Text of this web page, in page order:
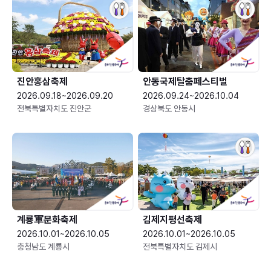
진안홍삼축제
2026.09.18~2026.09.20
전북특별자치도 진안군
안동국제탈춤페스티벌
2026.09.24~2026.10.04
경상북도 안동시
2026.10.01~2026.10.05
충청남도 계룡시
김제지평선축제
2026.10.01~2026.10.05
전북특별자치도 김제시